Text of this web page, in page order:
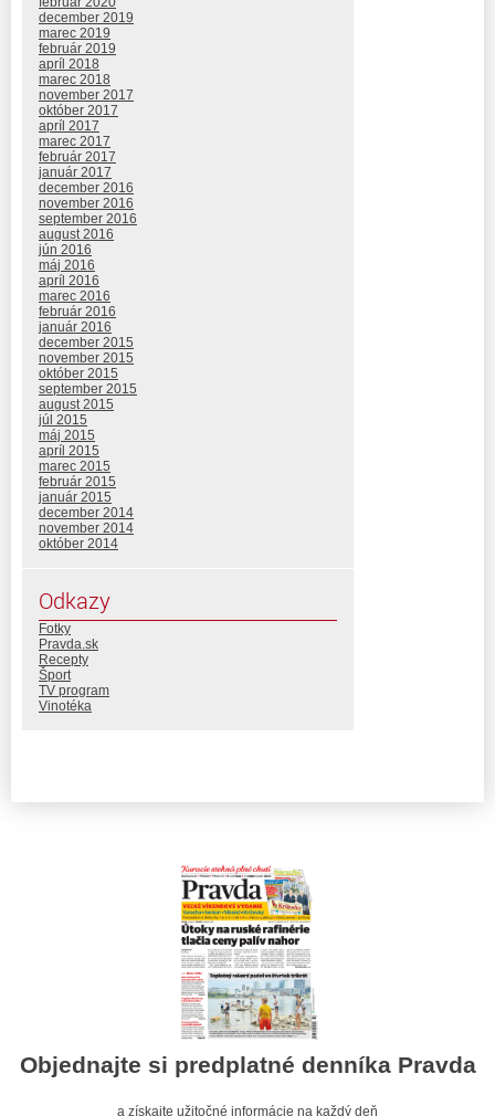
december 2019
marec 2019
február 2019
apríl 2018
marec 2018
november 2017
október 2017
apríl 2017
marec 2017
február 2017
január 2017
december 2016
november 2016
september 2016
august 2016
jún 2016
máj 2016
apríl 2016
marec 2016
február 2016
január 2016
december 2015
november 2015
október 2015
september 2015
august 2015
júl 2015
máj 2015
apríl 2015
marec 2015
február 2015
január 2015
december 2014
november 2014
október 2014
Odkazy
Fotky
Pravda.sk
Recepty
Šport
TV program
Vinotéka
Objednajte si predplatné denníka Pravda
a získajte užitočné informácie na každý deň